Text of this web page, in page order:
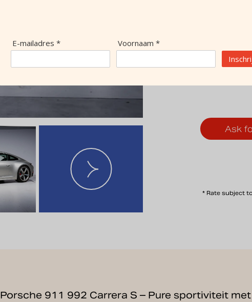
Doors
Ask
* Rate subject
Porsche 911 992 Carrera S – Pure sportiviteit
E-mailadres *
Voornaam *